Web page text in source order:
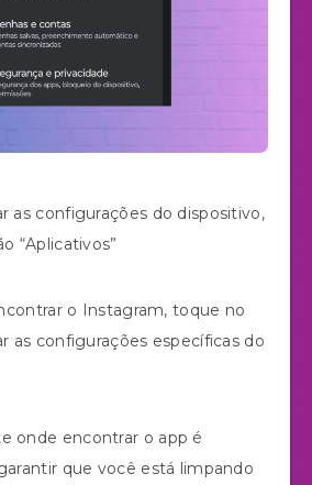
as configurações do dispositivo,
“Aplicativos”
o Instagram, toque no
as configurações específicas do
onde encontrar o app é
que você está limpando